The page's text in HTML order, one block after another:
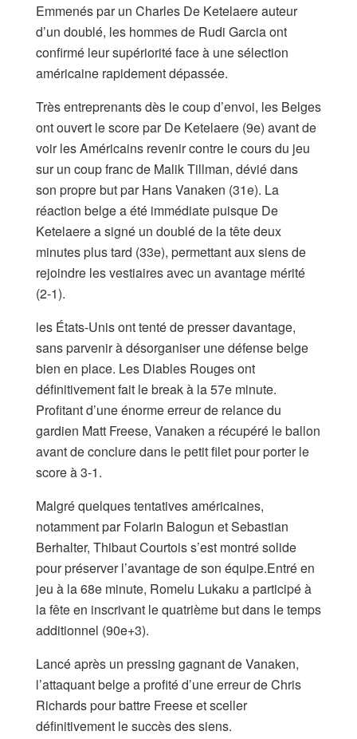
Emmenés par un Charles De Ketelaere auteur
d’un doublé, les hommes de Rudi Garcia ont
confirmé leur supériorité face à une sélection
américaine rapidement dépassée.
Très entreprenants dès le coup d’envoi, les Belges
ont ouvert le score par De Ketelaere (9e) avant de
voir les Américains revenir contre le cours du jeu
sur un coup franc de Malik Tillman, dévié dans
son propre but par Hans Vanaken (31e). La
réaction belge a été immédiate puisque De
Ketelaere a signé un doublé de la tête deux
minutes plus tard (33e), permettant aux siens de
rejoindre les vestiaires avec un avantage mérité
(2-1).
les États-Unis ont tenté de presser davantage,
sans parvenir à désorganiser une défense belge
bien en place. Les Diables Rouges ont
définitivement fait le break à la 57e minute.
Profitant d’une énorme erreur de relance du
gardien Matt Freese, Vanaken a récupéré le ballon
avant de conclure dans le petit filet pour porter le
score à 3-1.
Malgré quelques tentatives américaines,
notamment par Folarin Balogun et Sebastian
Berhalter, Thibaut Courtois s’est montré solide
pour préserver l’avantage de son équipe.Entré en
jeu à la 68e minute, Romelu Lukaku a participé à
la fête en inscrivant le quatrième but dans le temps
additionnel (90e+3).
Lancé après un pressing gagnant de Vanaken,
l’attaquant belge a profité d’une erreur de Chris
Richards pour battre Freese et sceller
définitivement le succès des siens.